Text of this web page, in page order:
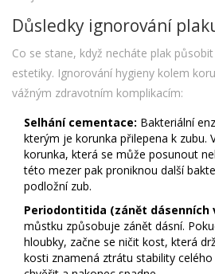
Důsledky ignorování
Co se stane, když necháte plak
estetiky. Ignorování hygieny kolem
vážným zdravotním komplikacím:
Selhání cementace: Bakteriální
kterým je korunka přilepena k zubu.
korunka, která se může posunout
této mezer pak proniknou další
podložní zub.
Periodontitida (zánět dásenních
můstku způsobuje zánět dásní.
hloubky, začne se ničit kost, která
kosti znamená ztrátu stability